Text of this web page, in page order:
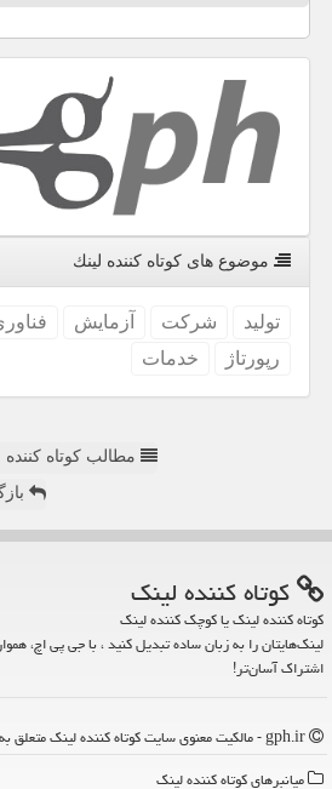
موضوع های كوتاه كننده لینك
تولید شركت آزمایش
رپورتاژ
خدمات
مطالب کوتاه کننده
كوتاه كننده لینك
کوتاه کننده لینک یا کوچک کننده لینک
لینک‌هایتان را به زبان ساده تبدیل کنید ، با جی پی اچ،
اشتراک آسان‌تر!
میانبرهای كوتاه كننده لینك